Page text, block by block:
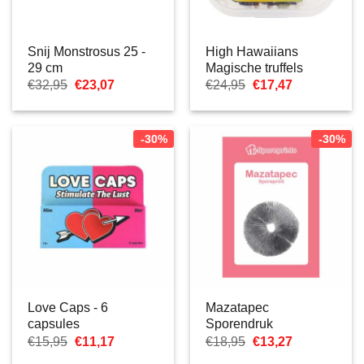
Snij Monstrosus 25 -
29 cm
€32,95 Oorspronkelijke
was:
€23,07Huidige
is:
High Hawaiians
Magische truffels
€24,95 Oorspronkelijke
was:
€17,47Huidige
is:
-30%
Love Caps - 6
capsules
€15,95 Oorspronkelijke
€11,17Huidige
-30%
Mazatapec
Sporendruk
€18,95 Oorspronkelijke
€13,27Huidige